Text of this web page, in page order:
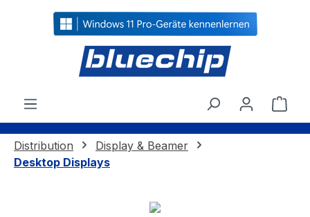
springen
Distribution
Display & Beamer
Desktop Displays
Bildergalerie überspringen